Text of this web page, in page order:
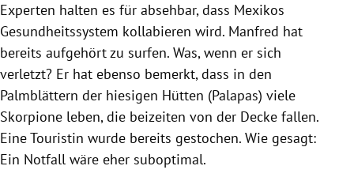
Experten halten es für absehbar, dass Mexikos
Gesundheitssystem kollabieren wird. Manfred hat
bereits aufgehört zu surfen. Was, wenn er sich
verletzt? Er hat ebenso bemerkt, dass in den
Palmblättern der hiesigen Hütten (Palapas) viele
Skorpione leben, die beizeiten von der Decke fallen.
Eine Touristin wurde bereits gestochen. Wie gesagt:
Ein Notfall wäre eher suboptimal.